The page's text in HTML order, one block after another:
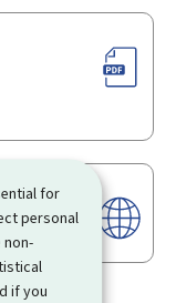
for
personal
non-
if you